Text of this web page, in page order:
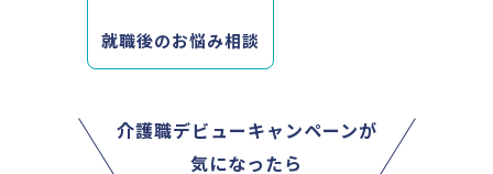
就職後のお悩み相談
介護職デビューキャンペーンが
気になったら